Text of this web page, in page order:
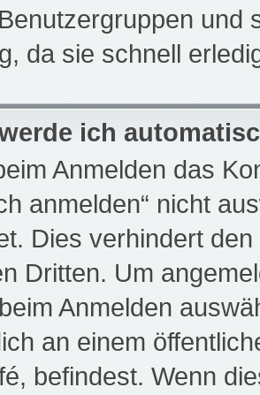
und
da sie schnell
ich
Anmelden das
anmelden“ nicht
Dies verhindert
Dritten. Um
Anmelden
an einem
befindest. Wenn